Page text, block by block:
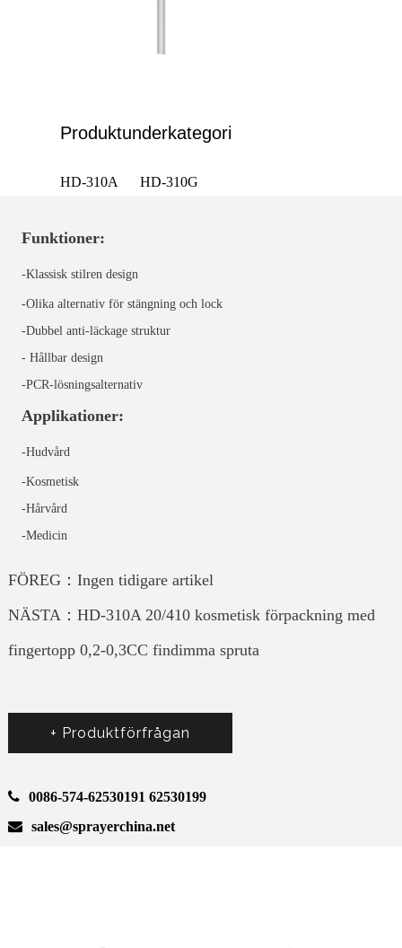
Produktunderkategori
HD-310A HD-310G
Funktioner:
-Klassisk stilren design
-Olika alternativ för stängning och lock
-Dubbel anti-läckage struktur
- Hållbar design
-PCR-lösningsalternativ
Applikationer:
-Hudvård
-Kosmetisk
-Hårvård
-Medicin
FÖREG：Ingen tidigare artikel
NÄSTA：HD-310A 20/410 kosmetisk förpackning med
fingertopp 0,2-0,3CC findimma spruta
+ Produktförfrågan
0086-574-62530191 62530199
sales@sprayerchina.net